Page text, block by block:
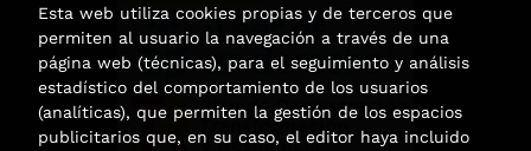
Esta web utiliza cookies propias y de terceros que
permiten al usuario la navegación a través de una
página web (técnicas), para el seguimiento y análisis
estadístico del comportamiento de los usuarios
(analíticas), que permiten la gestión de los espacios
publicitarios que, en su caso, el editor haya incluido